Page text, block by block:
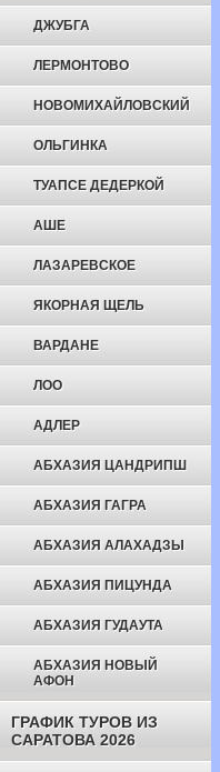
ДЖУБГА
ЛЕРМОНТОВО
НОВОМИХАЙЛОВСКИЙ
ОЛЬГИНКА
ТУАПСЕ ДЕДЕРКОЙ
АШЕ
ЛАЗАРЕВСКОЕ
ЯКОРНАЯ ЩЕЛЬ
ВАРДАНЕ
ЛОО
АДЛЕР
АБХАЗИЯ ЦАНДРИПШ
АБХАЗИЯ ГАГРА
АБХАЗИЯ АЛАХАДЗЫ
АБХАЗИЯ ПИЦУНДА
АБХАЗИЯ ГУДАУТА
АБХАЗИЯ НОВЫЙ
АФОН
ГРАФИК ТУРОВ ИЗ
САРАТОВА 2026